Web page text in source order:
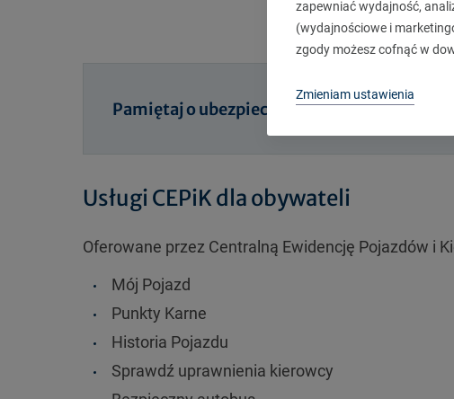
Pamiętaj o ubezpieczeniu OC
Usługi CEPiK dla obywateli
Oferowane przez Centralną Ewidencję Pojazdów i
Mój Pojazd
Punkty Karne
Historia Pojazdu
Sprawdź uprawnienia kierowcy
zapewniać wydajność,
(wydajnościowe i
zgody możesz cofnąć w
Zmieniam ustawienia